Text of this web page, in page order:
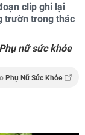
clip ghi lại
trườn trong thác
Phụ nữ sức khỏe
Phụ Nữ Sức Khỏe